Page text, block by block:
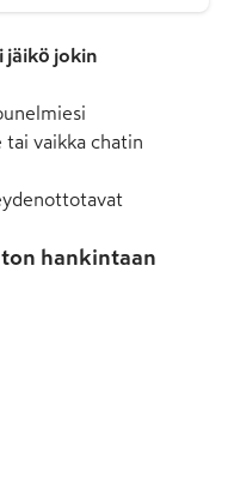
jäikö jokin
vaikka chatin
hankintaan